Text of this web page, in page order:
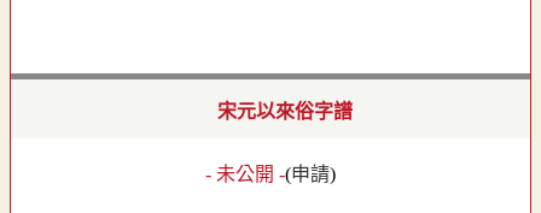
宋元以來俗字譜
- 未公開 -(申請)